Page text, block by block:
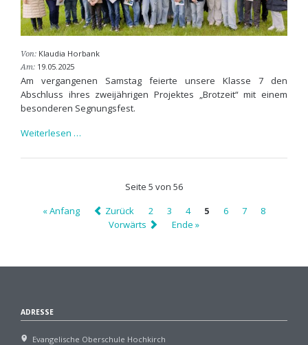
Von:Klaudia Horbank
Am: 19.05.2025
Am vergangenen Samstag feierteunsereKlasse7 den
Abschluss ihres zweijährigenProjektes „Brotzeit“miteinem
besonderen Segnungsfest.
Weiterlesen …Segnungsfest
Seite 5 von 56
« Anfang
Zurück 2 3 4 5 6 7
8
Vorwärts
Ende »
ADRESSE
Evangelische Oberschule Hochkirch